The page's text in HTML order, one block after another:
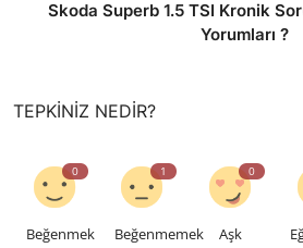
Skoda Superb 1.5 TSI Kronik
Yorumları ?
TEPKINIZ NEDIR?
0
Beğenmek
1
Beğenmemek
0
Aşk